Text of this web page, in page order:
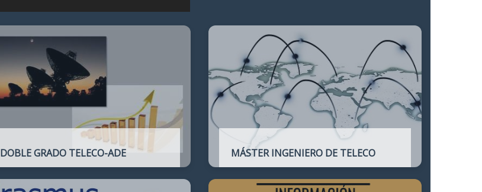
DOBLE GRADO TELECO-ADE MÁSTER INGENIERO DE TELECO
profesionales del Ingeniero de